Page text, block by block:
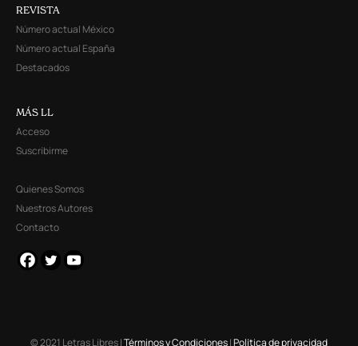
REVISTA
Número actual México
Número actual España
Destacados
MÁS LL
Acceso
Suscribirme
Quienes Somos
Nuestros Autores
Contacto
© 2021 Letras Libres |Términos y Condiciones|Política de privacidad